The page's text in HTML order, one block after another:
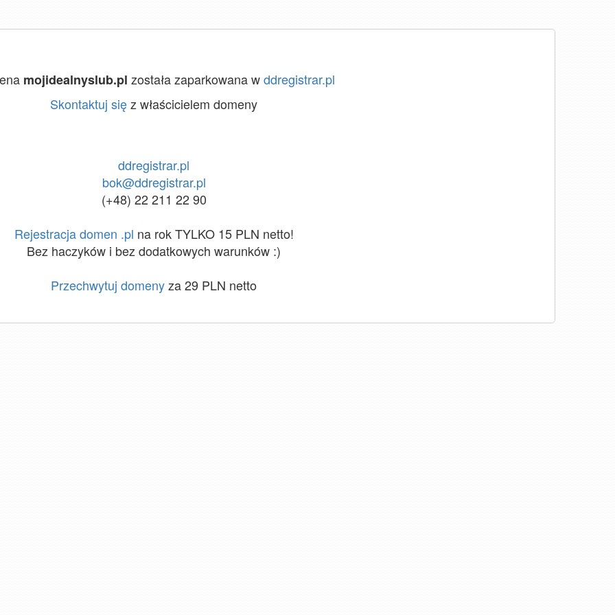
mojidealnyslub.pl została zaparkowana wddregistrar.pl
Skontaktuj sięz właścicielem domeny
ddregistrar.pl
bok@ddregistrar.pl
(+48) 22 211 22 90
Rejestracja domen .pl na rok TYLKO 15 PLN netto!
Bez haczyków i bez dodatkowych warunków :)
Przechwytuj domenyza 29 PLN netto